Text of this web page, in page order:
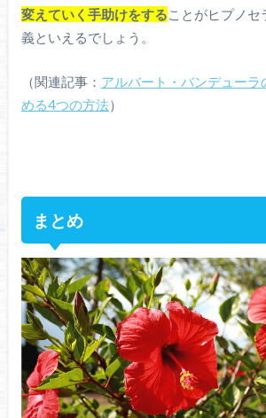
変えていく手助けをすることがヒプノ
義といえるでしょう。
（関連記事： アルバート・バンデューラ
める4つの方法）
まとめ